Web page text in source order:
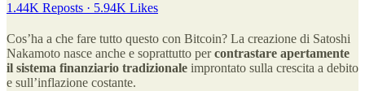
1.44K Reposts · 5.94K Likes
Cos’ha a che fare tutto questo con Bitcoin? La creazione di Satoshi
Nakamoto nasce anche e soprattutto percontrastare apertamente
il sistema finanziario tradizionale improntato sulla crescita a debito
e sull’inflazione costante.